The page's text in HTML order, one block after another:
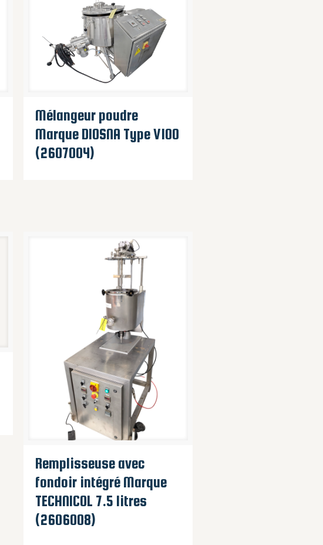
Mélangeur poudre
Marque DIOSNA Type V100
(2607004)
Remplisseuse avec
fondoir intégré Marque
TECHNICOL 7.5 litres
(2606008)